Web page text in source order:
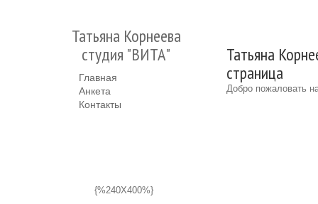
Татьяна Корнеева
студия "ВИТА"
Главная
Анкета
Контакты
{%240X400%}
Татьяна
страница
Добро пожаловать